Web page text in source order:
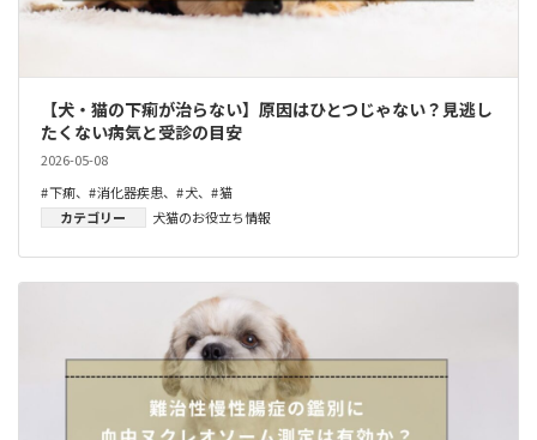
【犬・猫の下痢が治らない】原因はひとつじゃない？見逃し
たくない病気と受診の目安
2026-05-08
下痢、 消化器疾患、 犬、
猫
カテゴリー
犬猫のお役立ち情報